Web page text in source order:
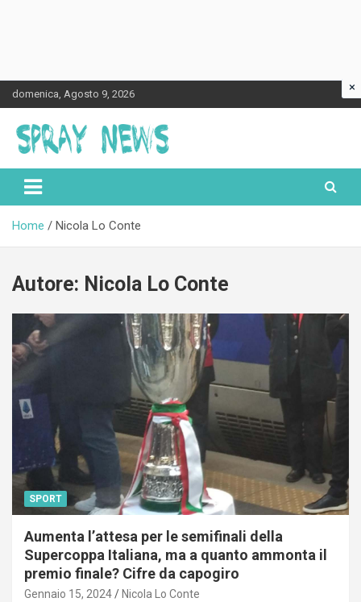
Skip
to
content
domenica, Agosto 9, 2026
Spraynews.it
Home Nicola Lo Conte
Autore: Nicola Lo Conte
SPORT
Aumenta l’attesa per le semifinali della
Supercoppa Italiana, ma a quanto ammonta il
premio finale? Cifre da capogiro
Gennaio 15, 2024 Nicola Lo Conte
×